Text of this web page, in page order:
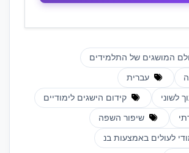
המושגים של התלמידים
עברית
לשוני קידום הישגים לימודיים
שיפור השפה
לעולים באמצעות בנ